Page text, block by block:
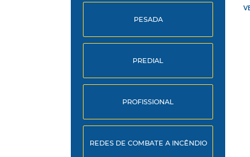
PESADA
PREDIAL
PROFISSIONAL
REDES DE COMBATE A INCÊNDIO